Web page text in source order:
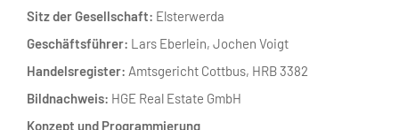
Sitz der Gesellschaft: Elsterwerda
Geschäftsführer: Lars Eberlein, Jochen Voigt
Handelsregister: Amtsgericht Cottbus, HRB 3382
Bildnachweis: HGE Real Estate GmbH
Konzept und Programmierung